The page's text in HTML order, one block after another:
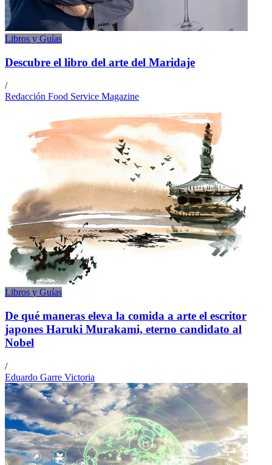
Libros y Guías
Descubre el libro del arte del Maridaje
/
Redacción Food Service Magazine
Libros y Guías
De qué maneras eleva la comida a arte el escritor
japones Haruki Murakami, eterno candidato al
Nobel
/
Eduardo Garre Victoria